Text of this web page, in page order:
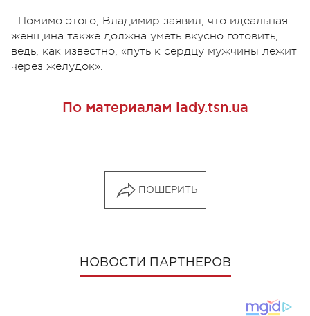
Помимо этого, Владимир заявил, что идеальная
женщина также должна уметь вкусно готовить,
ведь, как известно, «путь к сердцу мужчины лежит
через желудок».
По материалам lady.tsn.ua
ПОШЕРИТЬ
НОВОСТИ ПАРТНЕРОВ